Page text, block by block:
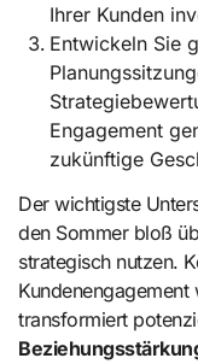
Ihrer Kunden
Entwickeln Sie
Engagement
zukünftige
Der wichtigste
den Sommer bloß
strategisch nutzen.
Kundenengagement
transformiert